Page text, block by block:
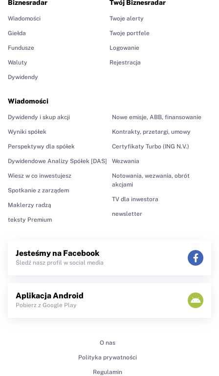
Biznesradar
Wiadomości
Giełda
Fundusze
Waluty
Dywidendy
Wiadomości
Dywidendy i skup akcji
Wyniki spółek
Perspektywy dla spółek
Dywidendowe Analizy Spółek [DAS]
Wiesz w co inwestujesz
Spotkanie z zarządem
Maklerzy radzą
teksty Premium
Nowe emisje, ABB, finansowanie
Kontrakty, przetargi, umowy
Certyfikaty Turbo (ING N.V.)
Wezwania
Notowania, wezwania, obrót
akcjami
TV dla inwestora
newsletter
Twój Biznesradar
Twoje alerty
Twoje portfele
Logowanie
Rejestracja
Jesteśmy na Facebook
Śledź nasz profil w social media
Aplikacja Android
Pobierz z Google Play
O nas
Polityka prywatności
Regulamin